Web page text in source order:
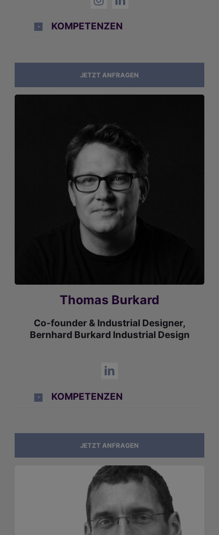
KOMPETENZEN
JETZT ANFRAGEN
Thomas Burkard
Co-founder & Industrial Designer,
Bernhard Burkard Industrial Design
KOMPETENZEN
JETZT ANFRAGEN